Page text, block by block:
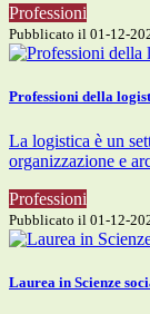
Professioni
Pubblicato il 01-12-
Professioni della
La logistica è un
organizzazione e
Professioni
Pubblicato il 01-12-
Laurea in Scienze